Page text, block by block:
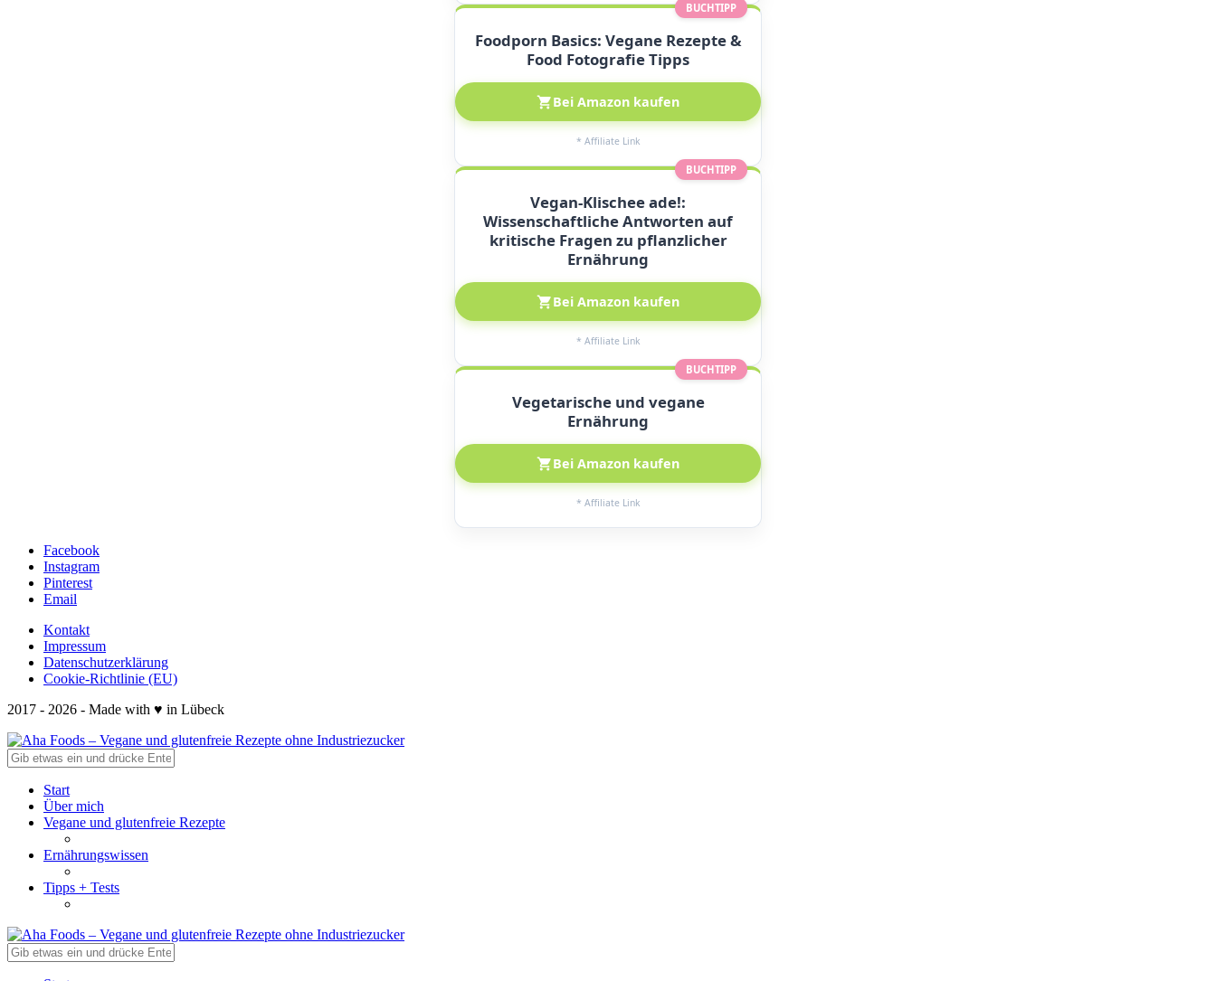
BUCHTIPP
Foodporn Basics: Vegane Rezepte &
Food Fotografie Tipps
Bei Amazon kaufen
* Affiliate Link
BUCHTIPP
Vegan-Klischee ade!:
Wissenschaftliche Antworten auf
kritische Fragen zu pflanzlicher
Ernährung
Bei Amazon kaufen
* Affiliate Link
BUCHTIPP
Vegetarische und vegane
Ernährung
Bei Amazon kaufen
* Affiliate Link
Facebook
Instagram
Pinterest
Email
Kontakt
Impressum
Datenschutzerklärung
Cookie-Richtlinie (EU)
2017 - 2026 - Made with ♥ in Lübeck
Start
Über mich
Vegane und glutenfreie Rezepte
Ernährungswissen
Tipps + Tests